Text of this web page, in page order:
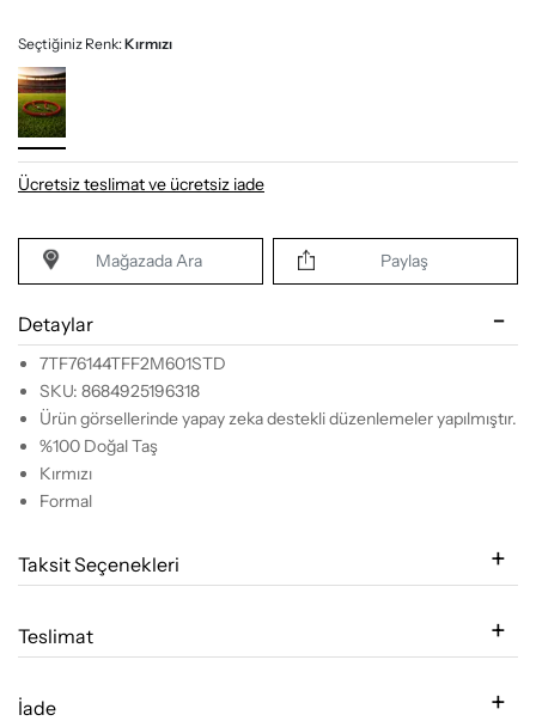
Seçtiğiniz Renk:Kırmızı
Ücretsiz teslimat ve ücretsiz iade
Mağazada Ara Paylaş
Detaylar
7TF76144TFF2M601STD
SKU: 8684925196318
Ürün görsellerinde yapay zeka destekli düzenlemeler yapılmıştır.
%100 Doğal Taş
Kırmızı
Formal
Taksit Seçenekleri
Teslimat
İade